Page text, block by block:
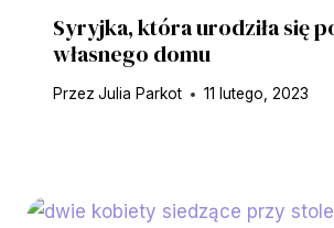
Syryjka, która urodziła się
własnego domu
Przez Julia Parkot 11 lutego, 2023